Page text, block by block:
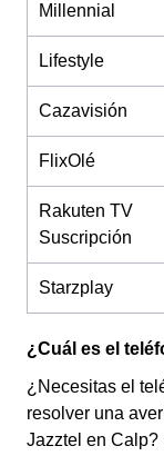
Millennial
Lifestyle
Cazavisión
FlixOlé
Rakuten TV
Suscripción
Starzplay
¿Cuál es el
¿Necesitas el
resolver una
Jazztel en Calp?